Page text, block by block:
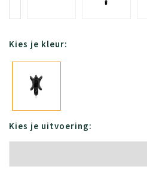
Kies je kleur:
Kies je uitvoering: